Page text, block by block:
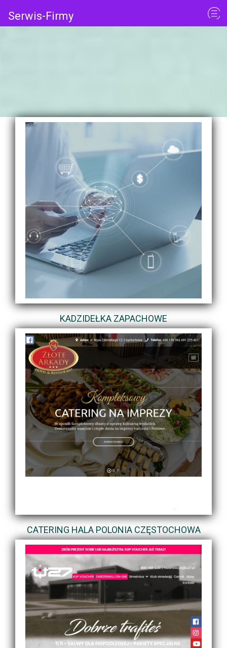
Serwis-Firmy
KADZIDEŁKA ZAPACHOWE
CATERING HALA POLONIA CZĘSTOCHOWA